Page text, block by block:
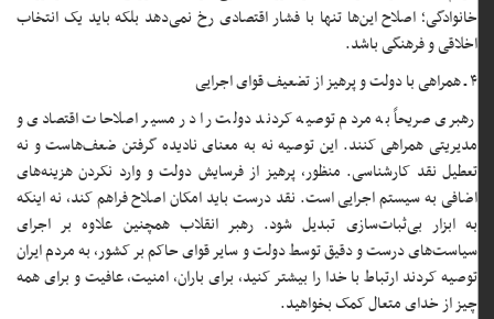
خانوادگی؛ اصلاح این‌ها تنها با فشار اقتصادی رخ نمی‌دهد بلکه باید یک انتخاب
اخلاقی و فرهنگی باشد.
رهبری صریحاً به مردم توصیه کردند دولت را در مسیر اصلاحات اقتصادی و
مدیریتی همراهی کنند. این توصیه نه به معنای نادیده گرفتن ضعف‌هاست و نه
تعطیل نقد کارشناسی. منظور،‌ پرهیز از فرسایش دولت و وارد نکردن هزینه‌های
اضافی به سیستم اجرایی است. نقد درست باید امکان اصلاح فراهم کند، نه اینکه
به ابزار بی‌ثبات‌سازی تبدیل شود. رهبر انقلاب همچنین علاوه بر اجرای
سیاست‌های درست و دقیق توسط دولت و سایر قوای حاکم بر کشور، به مردم ایران
توصیه کردند ارتباط با خدا را بیشتر کنید، برای باران، امنیت، عافیت و برای همه
چیز از خدای متعال کمک بخواهید.